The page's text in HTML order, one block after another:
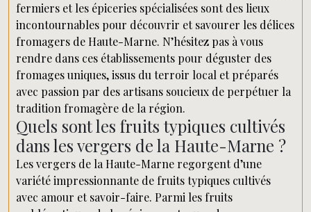
fermiers et les épiceries spécialisées sont des lieux
incontournables pour découvrir et savourer les délices
fromagers de Haute-Marne. N’hésitez pas à vous
rendre dans ces établissements pour déguster des
fromages uniques, issus du terroir local et préparés
avec passion par des artisans soucieux de perpétuer la
tradition fromagère de la région.
Quels sont les fruits typiques cultivés
dans les vergers de la Haute-Marne ?
Les vergers de la Haute-Marne regorgent d’une
variété impressionnante de fruits typiques cultivés
avec amour et savoir-faire. Parmi les fruits